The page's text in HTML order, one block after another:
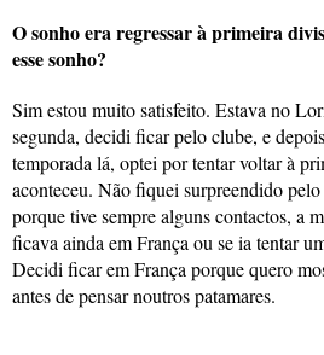
O sonho era regressar à primeira
esse sonho?
Sim estou muito satisfeito. Estava no
segunda, decidi ficar pelo clube, e
temporada lá, optei por tentar voltar à
aconteceu. Não fiquei surpreendido
porque tive sempre alguns contactos, a
ficava ainda em França ou se ia tentar
Decidi ficar em França porque quero
antes de pensar noutros patamares.